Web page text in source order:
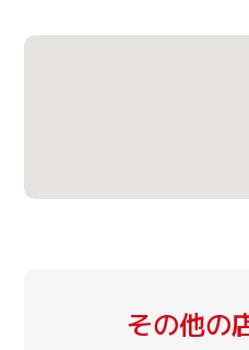
その他の